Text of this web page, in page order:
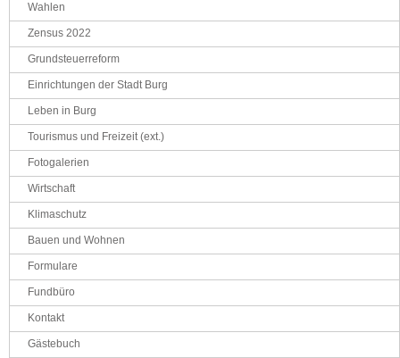
Wahlen
Zensus 2022
Grundsteuerreform
Einrichtungen der Stadt Burg
Leben in Burg
Tourismus und Freizeit (ext.)
Fotogalerien
Wirtschaft
Klimaschutz
Bauen und Wohnen
Formulare
Fundbüro
Kontakt
Gästebuch